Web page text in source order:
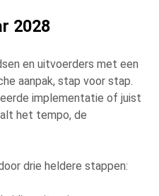
2028
en uitvoerders met een
aanpak, stap voor stap.
implementatie of juist
het tempo, de
drie heldere stappen: